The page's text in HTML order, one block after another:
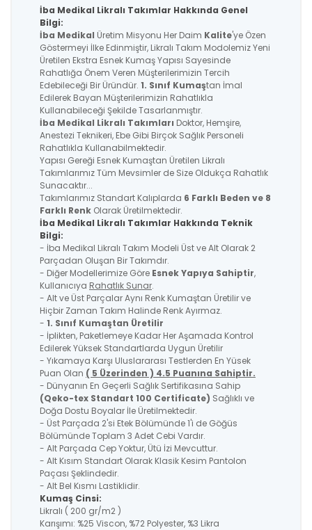
İba Medikal Likralı Takımlar Hakkında Genel
Bilgi:
İba Medikal Üretim Misyonu Her Daim Kalite'ye Özen
Göstermeyi İlke Edinmiştir, Likralı Takım Modolemiz Yeni
Üretilen Ekstra Esnek Kumaş Yapısı Sayesinde
Rahatlığa Önem Veren Müşterilerimizin Tercih
Edebileceği Bir Üründür. 1. Sınıf Kumaştan İmal
Edilerek Bayan Müşterilerimizin Rahatlıkla
Kullanabileceği Şekilde Tasarlanmıştır.
İba Medikal Likralı Takımları Doktor, Hemşire,
Anestezi Teknikeri, Ebe Gibi Birçok Sağlık Personeli
Rahatlıkla Kullanabilmektedir.
Yapısı Gereği Esnek Kumaştan Üretilen Likralı
Takımlarımız Tüm Mevsimler de Size Oldukça Rahatlık
Sunacaktır...
Takımlarımız Standart Kalıplarda 6 Farklı Beden ve 8
Farklı Renk Olarak Üretilmektedir.
İba Medikal Likralı Takımlar Hakkında Teknik
Bilgi:
- İba Medikal Likralı Takım Modeli Üst ve Alt Olarak 2
Parçadan Oluşan Bir Takımdır.
- Diğer Modellerimize Göre Esnek Yapıya Sahiptir,
Kullanıcıya Rahatlık Sunar.
- Alt ve Üst Parçalar Aynı Renk Kumaştan Üretilir ve
Hiçbir Zaman Takım Halinde Renk Ayırmaz.
- 1. Sınıf Kumaştan Üretilir
- İplikten, Paketlemeye Kadar Her Aşamada Kontrol
Edilerek Yüksek Standartlarda Uygun Üretilir
- Yıkamaya Karşı Uluslararası Testlerden En Yüsek
Puan Olan ( 5 Üzerinden ) 4.5 Puanına Sahiptir.
- Dünyanın En Geçerli Sağlık Sertifikasına Sahip
(Qeko-tex Standart 100 Certificate) Sağlıklı ve
Doğa Dostu Boyalar İle Üretilmektedir.
- Üst Parçada 2'si Etek Bölümünde 1'i de Göğüs
Bölümünde Toplam 3 Adet Cebi Vardır.
- Alt Parçada Cep Yoktur, Ütü İzi Mevcuttur.
- Alt Kısım Standart Olarak Klasik Kesim Pantolon
Paçası Şeklindedir.
- Alt Bel Kısmı Lastiklidir.
Kumaş Cinsi:
Likralı ( 200 gr/m2 )
Karışımı: %25 Viscon, %72 Polyester, %3 Likra